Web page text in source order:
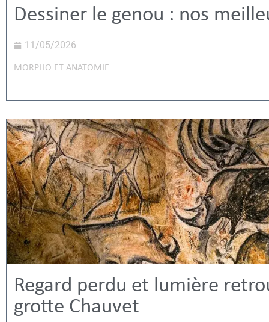
Dessiner le genou : nos
11/05/2026
MORPHO ET ANATOMIE
Regard perdu et lumière
grotte Chauvet